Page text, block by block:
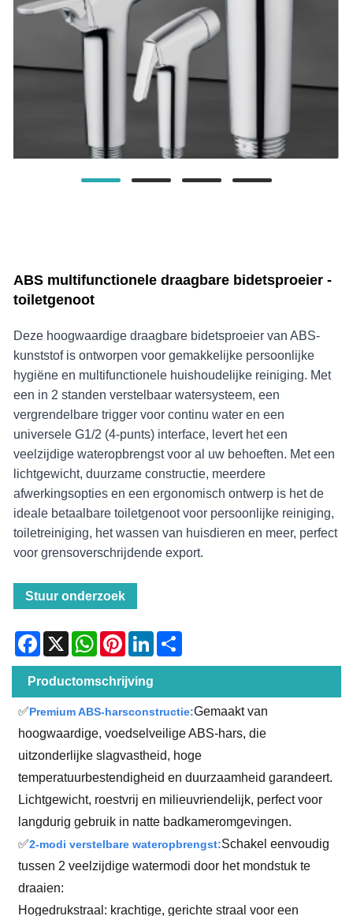
ABS multifunctionele draagbare bidetsproeier -
toiletgenoot
Deze hoogwaardige draagbare bidetsproeier van ABS-
kunststof is ontworpen voor gemakkelijke persoonlijke
hygiëne en multifunctionele huishoudelijke reiniging. Met
een in 2 standen verstelbaar watersysteem, een
vergrendelbare trigger voor continu water en een
universele G1/2 (4-punts) interface, levert het een
veelzijdige wateropbrengst voor al uw behoeften. Met een
lichtgewicht, duurzame constructie, meerdere
afwerkingsopties en een ergonomisch ontwerp is het de
ideale betaalbare toiletgenoot voor persoonlijke reiniging,
toiletreiniging, het wassen van huisdieren en meer, perfect
voor grensoverschrijdende export.
Stuur onderzoek
Facebook
X WhatsAppPinterestLinkedIn
Productomschrijving
✅Premium ABS-harsconstructie:Gemaakt van
hoogwaardige, voedselveilige ABS-hars, die
uitzonderlijke slagvastheid, hoge
temperatuurbestendigheid en duurzaamheid garandeert.
Lichtgewicht, roestvrij en milieuvriendelijk, perfect voor
langdurig gebruik in natte badkameromgevingen.
✅2-modi verstelbare wateropbrengst:Schakel eenvoudig
tussen 2 veelzijdige watermodi door het mondstuk te
draaien:
Hogedrukstraal: krachtige, gerichte straal voor een